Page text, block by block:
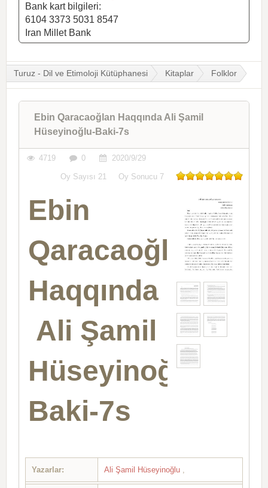
Bank kart bilgileri:
6104 3373 5031 8547
Iran Millet Bank
Turuz - Dil ve Etimoloji Kütüphanesi Kitaplar Folklor
Ebin Qaracaoğlan Haqqında Ali Şamil
Hüseyinoğlu-Baki-7s
4719 0 2020/9/29
Oy Sayısı 21 Oy Sonucu 7
Ebin
Qaracaoğlan
Haqqında
Ali Şamil
Hüseyinoğlu-
Baki-7s
Yazarlar: Ali Şamil Hüseyinoğlu